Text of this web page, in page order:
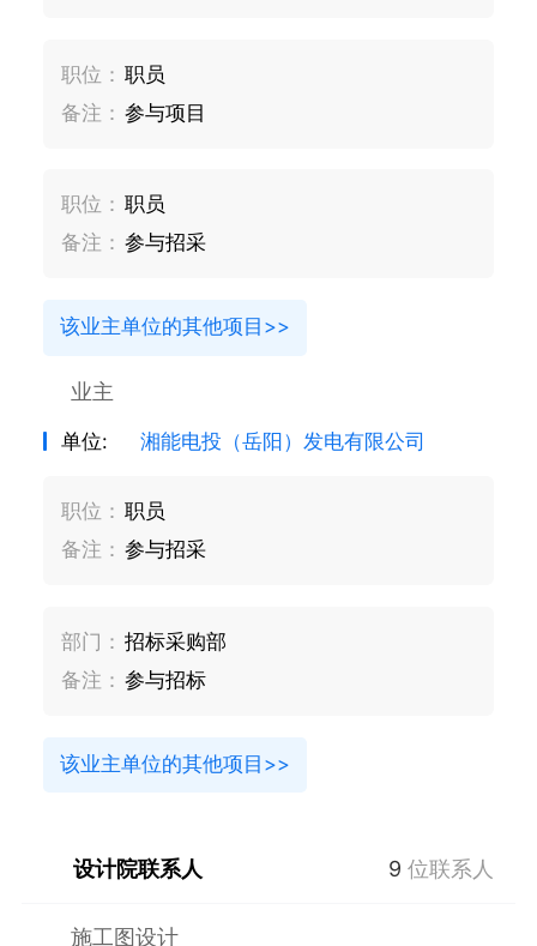
职位： 职员
备注： 参与项目
职位： 职员
备注： 参与招采
该业主单位的其他项目>>
业主
单位: 湘能电投（岳阳）发电有限公司
职位： 职员
备注： 参与招采
部门： 招标采购部
备注： 参与招标
该业主单位的其他项目>>
设计院联系人 9 位联系人
施工图设计